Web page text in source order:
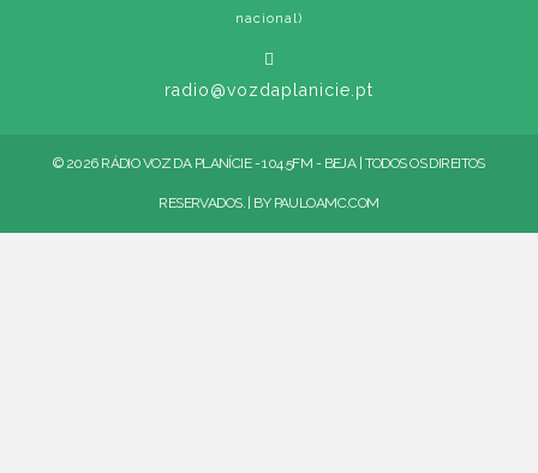
nacional)
radio@vozdaplanicie.pt
© 2026 RÁDIO VOZ DA PLANÍCIE - 104.5FM - BEJA | TODOS OS DIREITOS
RESERVADOS. | BY PAULOAMC.COM